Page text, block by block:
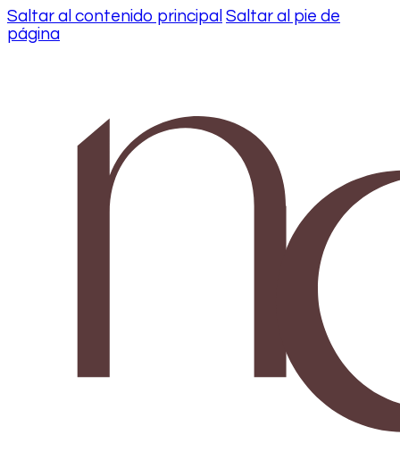
Saltar al contenido principal Saltar al pie de
página